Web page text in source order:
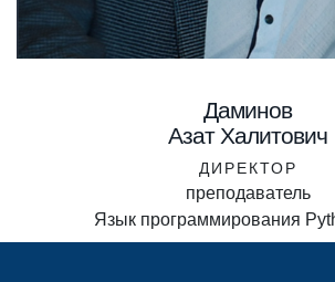
Даминов
Азат Халитович
ДИРЕКТОР
преподаватель
Язык программирования